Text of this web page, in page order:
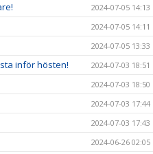
2024-07-05 14:13
2024-07-05 14:11
2024-07-05 13:33
inför hösten! 2024-07-03 18:51
2024-07-03 18:50
2024-07-03 17:44
2024-07-03 17:43
2024-06-26 02:05